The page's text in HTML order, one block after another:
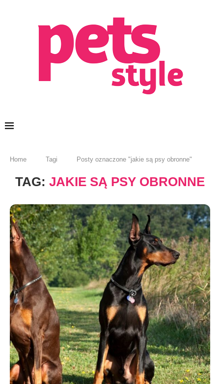
Home Tagi Posty oznaczone "jakie są psy obronne"
TAG: JAKIE SĄ PSY OBRONNE